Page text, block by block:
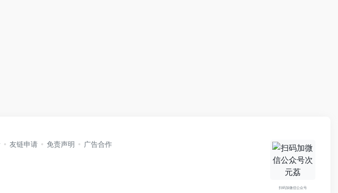
友链申请 免责声明 广告合作
扫码加微信公众号